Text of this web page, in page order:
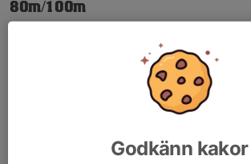
80m/100m
Nya Skjuttider-igen.pdf
Godkänn kakor